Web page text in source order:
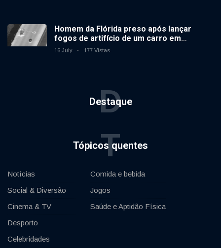
Homem da Flórida preso após lançar
fogos de artifício de um carro em
movimento
16 July 177 Vistas
Destaque
D
Tópicos quentes
T
Notícias
Social & Diversão
Cinema & TV
Desporto
Celebridades
Comida e bebida
Jogos
Saúde e Aptidão Física